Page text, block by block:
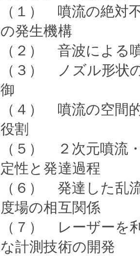
（１） 噴流の絶対
の発生機構
（２） 音波による
（３） ノズル形状
御
（４） 噴流の空間
役割
（５） ２次元噴流
定性と発達過程
（６） 発達した乱
度場の相互関係
（７） レーザーを
な計測技術の開発